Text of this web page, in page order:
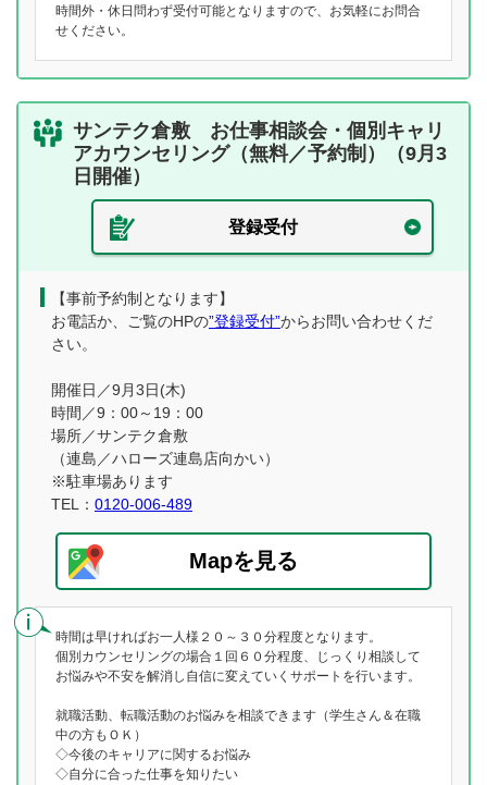
時間外・休日問わず受付可能となりますので、お気軽にお問合
せください。
サンテク倉敷 お仕事相談会・個別キャリ
アカウンセリング（無料／予約制）（9月3
日開催）
登録受付
【事前予約制となります】
お電話か、ご覧のHPの”登録受付”からお問い合わせくだ
さい。
開催日／9月3日(木)
時間／9：00～19：00
場所／サンテク倉敷
（連島／ハローズ連島店向かい）
※駐車場あります
TEL： 0120-006-489
Mapを見る
時間は早ければお一人様２０～３０分程度となります。
個別カウンセリングの場合１回６０分程度、じっくり相談して
お悩みや不安を解消し自信に変えていくサポートを行います。
就職活動、転職活動のお悩みを相談できます（学生さん＆在職
中の方もＯＫ）
◇今後のキャリアに関するお悩み
◇自分に合った仕事を知りたい